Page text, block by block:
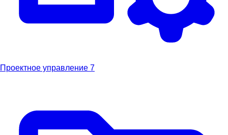
Проектное управление 7